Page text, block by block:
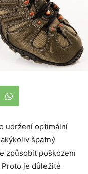
udržení optimální
špatný
způsobit poškození
je důležité